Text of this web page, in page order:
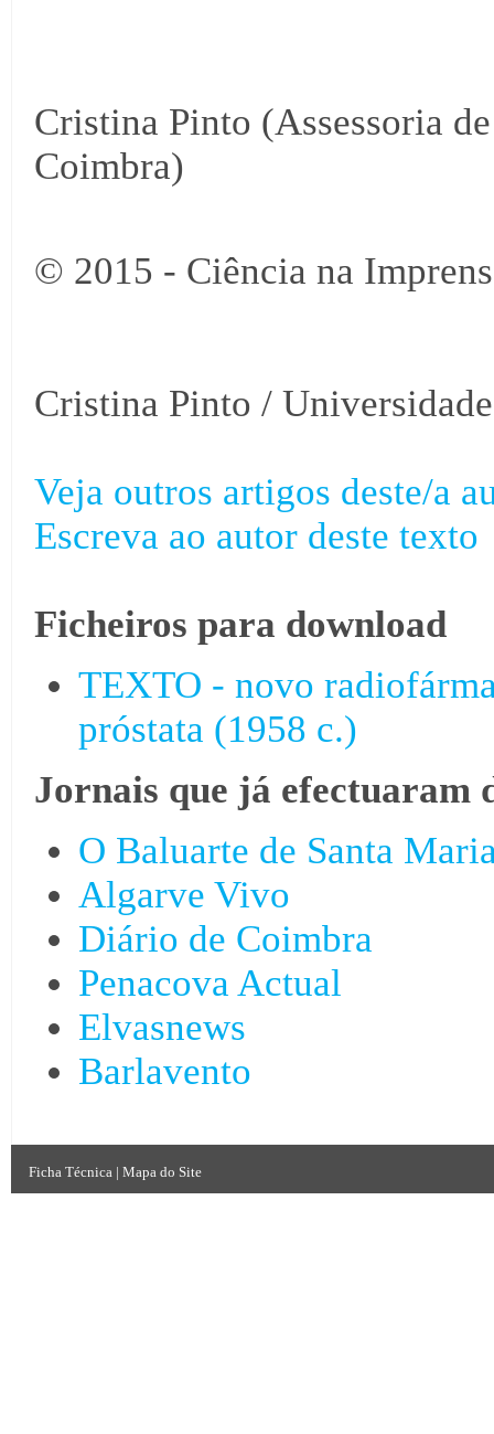
Cristina Pinto (Assessoria
Coimbra)
© 2015 - Ciência na
Cristina Pinto /
Veja outros artigos deste/a
Escreva ao autor deste texto
Ficheiros para download
TEXTO - novo
próstata (1958 c.)
Jornais que já efectuaram
O Baluarte de Santa
Algarve Vivo
Diário de Coimbra
Penacova Actual
Elvasnews
Barlavento
Ficha Técnica | Mapa do Site